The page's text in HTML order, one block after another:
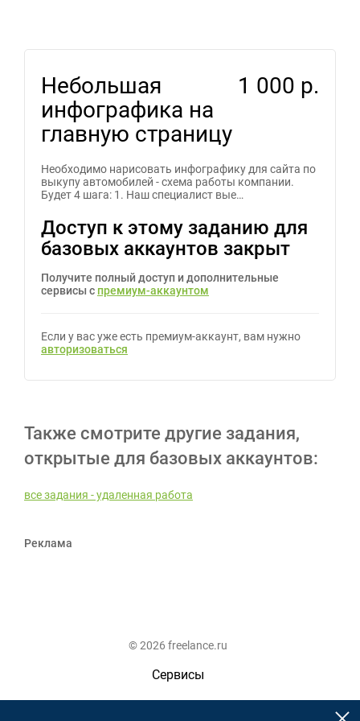
Небольшая
инфографика на
главную страницу
1 000 р.
Необходимо нарисовать инфографику для сайта по
выкупу автомобилей - схема работы компании.
Будет 4 шага: 1. Наш специалист вые…
Доступ к этому заданию для
базовых аккаунтов закрыт
Получите полный доступ и дополнительные
сервисы с премиум-аккаунтом
Если у вас уже есть премиум-аккаунт, вам нужно
авторизоваться
Также смотрите другие задания,
открытые для базовых аккаунтов:
все задания - удаленная работа
Реклама
© 2026 freelance.ru
Сервисы
Помощь